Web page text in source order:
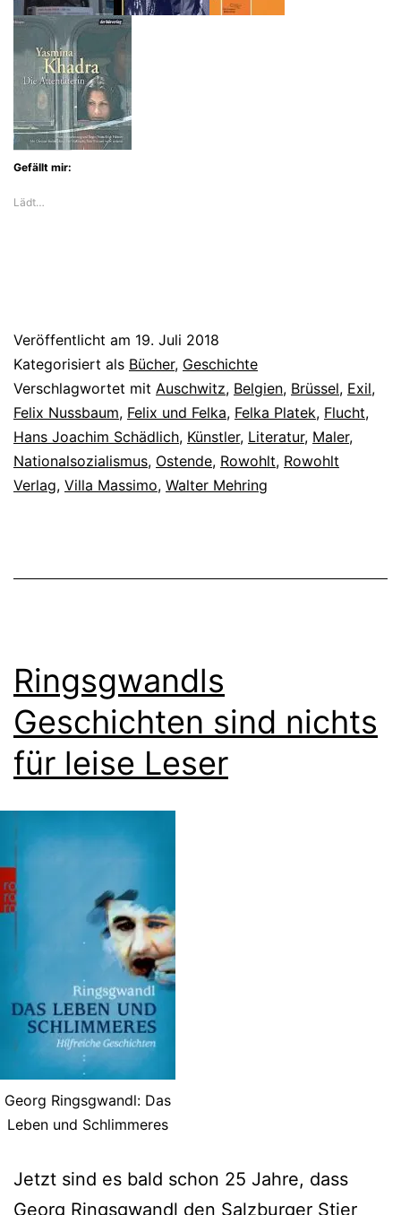
und
Felka
Nussbaum
durchs
Exil
Gefällt mir:
Lädt…
Veröffentlicht am 19. Juli 2018
Kategorisiert als Bücher, Geschichte
Verschlagwortet mit Auschwitz, Belgien, Brüssel, Exil,
Felix Nussbaum, Felix und Felka, Felka Platek, Flucht,
Hans Joachim Schädlich, Künstler, Literatur, Maler,
Nationalsozialismus, Ostende, Rowohlt, Rowohlt
Verlag, Villa Massimo, Walter Mehring
Ringsgwandls
Geschichten sind nichts
für leise Leser
Georg Ringsgwandl: Das
Leben und Schlimmeres
Jetzt sind es bald schon 25 Jahre, dass
Georg Ringsgwandl den Salzburger Stier